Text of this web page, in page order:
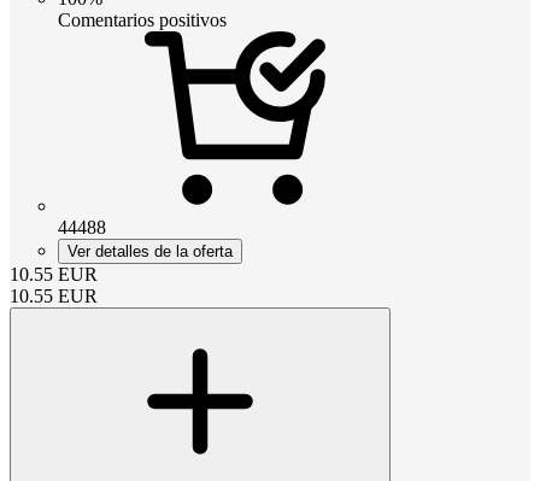
Comentarios positivos
44488
Ver detalles de la oferta
10.55 EUR
10.55 EUR